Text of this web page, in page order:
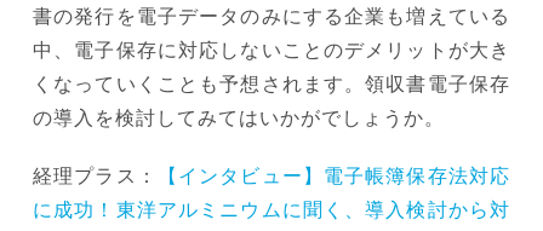
書の発行を電子データのみにする企業も増えている
中、電子保存に対応しないことのデメリットが大き
くなっていくことも予想されます。領収書電子保存
の導入を検討してみてはいかがでしょうか。
経理プラス：
【インタビュー】電子帳簿保存法対応
に成功！東洋アルミニウムに聞く、導入検討から対